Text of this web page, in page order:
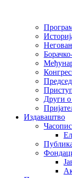
Други
Издаваштво